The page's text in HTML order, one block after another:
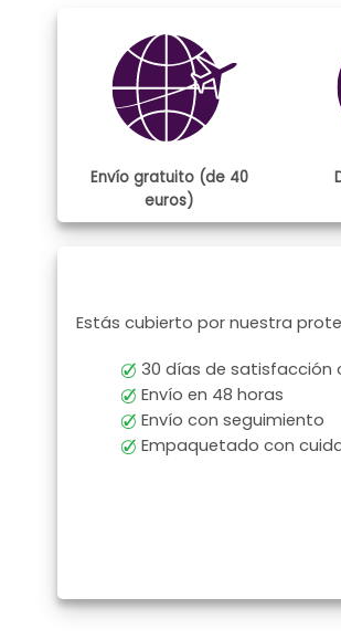
Envío gratuito (de 40
euros)
Estás cubierto por nuestra
30 días de satisfacción
Envío en 48 horas
Envío con seguimiento
Empaquetado con